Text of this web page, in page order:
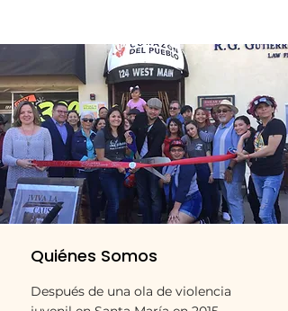
Quiénes Somos
Después de una ola de violencia